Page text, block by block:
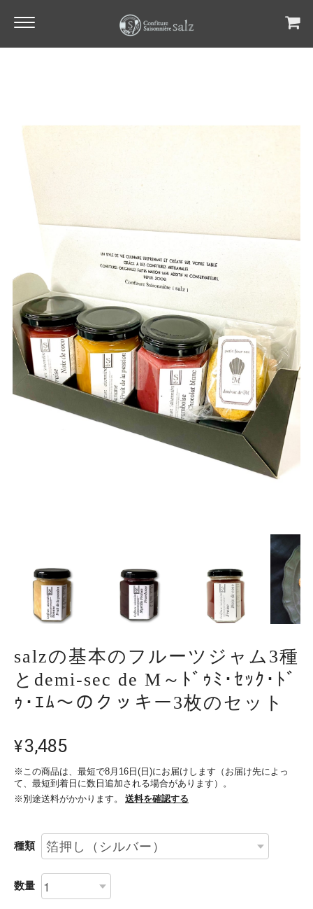
salzの基本のフルーツジャム3種
とdemi-sec de M～ﾄﾞｩﾐ･ｾｯｸ･ﾄﾞ
ｩ･ｴﾑ～のクッキー3枚のセット
¥3,485
※この商品は、最短で8月16日(日)にお届けします（お届け先によっ
て、最短到着日に数日追加される場合があります）。
※別途送料がかかります。
送料を確認する
種類
数量